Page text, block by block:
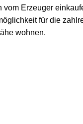
vom Erzeuger
für die
wohnen.